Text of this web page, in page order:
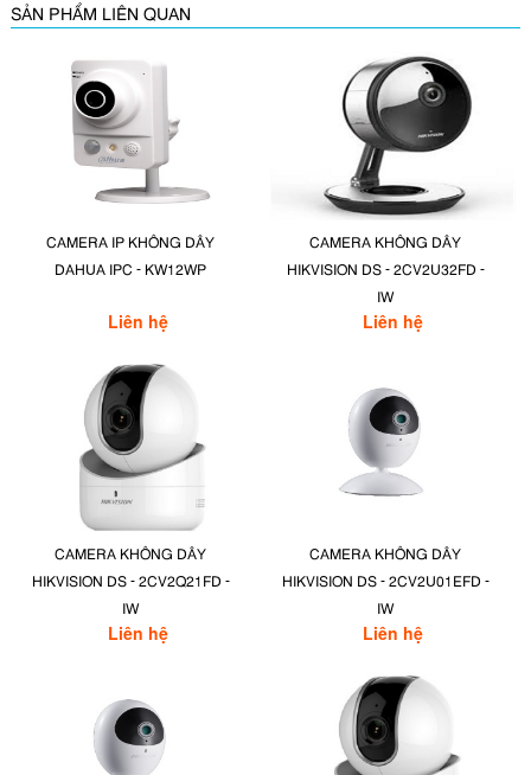
SẢN PHẨM LIÊN QUAN
CAMERA IP KHÔNG DÂY
DAHUA IPC - KW12WP
Liên hệ
CAMERA KHÔNG DÂY
HIKVISION DS - 2CV2U32FD -
IW
Liên hệ
CAMERA KHÔNG DÂY
HIKVISION DS - 2CV2Q21FD -
IW
Liên hệ
CAMERA KHÔNG DÂY
HIKVISION DS - 2CV2U01EFD -
IW
Liên hệ